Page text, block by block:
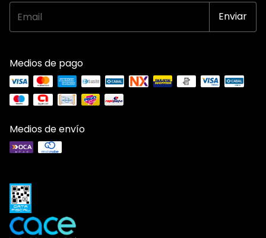
Medios de pago
Medios de envío